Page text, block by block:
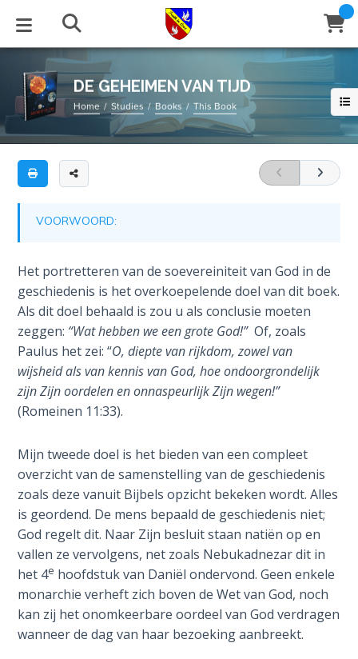
BLOG
Posts
Series
Archive
STUDIES
Newsletter
EVENTS
Center
Stream
ABOUT
Us
of Beliefs
HELP
Us
DE
GEHEIMEN
VAN
TIJD
De
openbaring
van
timing
geopenbaard
de
Schrift
en
in
de
geschiedenis.
Het
onthult
belang
van
oktober
1986
als
het
120e
jubeljaar
vanaf
Adam
Book
Title
List
Secrets
of
Time
The
Spiritual
Creation's
Jubilee
Bible
Laws on
Righteous
Judgment
Laws of
the
Second
Coming
Free Will
Versus
Ownership
The
DE GEHEIMEN VAN TIJD
Home Studies Books This Book
VOORWOORD:
Het portretteren van de soevereiniteit van God in de
geschiedenis is het overkoepelende doel van dit boek.
Als dit doel behaald is zou u als conclusie moeten
zeggen: “Wat hebben we een grote God!”Of, zoals
Paulus het zei: “O, diepte van rijkdom, zowel van
wijsheid als van kennis van God, hoe ondoorgrondelijk
zijn Zijn oordelen en onnaspeurlijk Zijn wegen!”
(Romeinen 11:33).
Mijn tweede doel is het bieden van een compleet
overzicht van de samenstelling van de geschiedenis
zoals deze vanuit Bijbels opzicht bekeken wordt. Alles
is geordend. De mens bepaald de geschiedenis niet;
God regelt dit. Naar Zijn besluit staan natiën op en
vallen ze vervolgens, net zoals Nebukadnezar dit in
het 4e hoofdstuk van Daniël ondervond. Geen enkele
monarchie verheft zich boven de Wet van God, noch
kan zij het onomkeerbare oordeel van God verdragen
wanneer de dag van haar bezoeking aanbreekt.
Email
Close
Window
Subscribe